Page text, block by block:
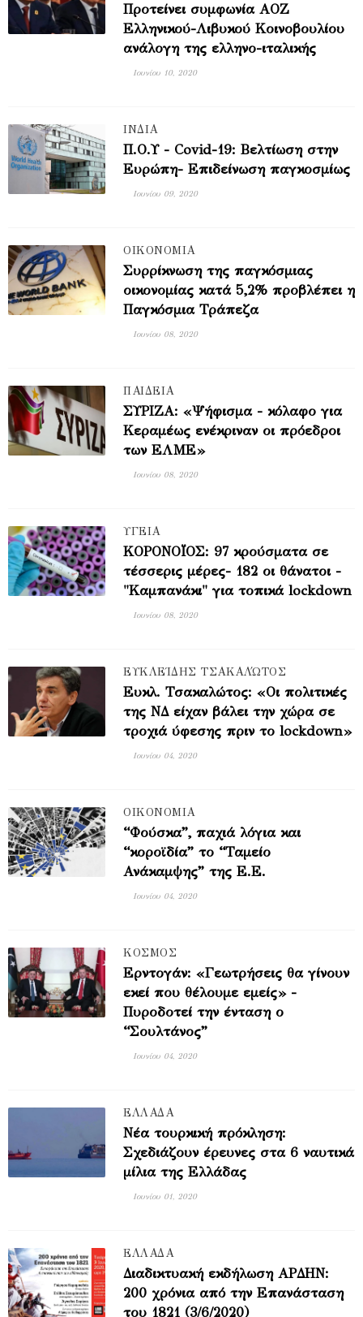
Προτείνει συμφωνία ΑΟΖ
Ελληνικού-Λιβυκού Κοινοβουλίου
ανάλογη της ελληνο-ιταλικής
Ιουνίου 10, 2020
ΙΝΔΙΑ
Π.Ο.Υ - Covid-19: Βελτίωση στην
Ευρώπη- Επιδείνωση παγκοσμίως
Ιουνίου 09, 2020
ΟΙΚΟΝΟΜΙΑ
Συρρίκνωση της παγκόσμιας
οικονομίας κατά 5,2% προβλέπει η
Παγκόσμια Τράπεζα
Ιουνίου 08, 2020
ΠΑΙΔΕΙΑ
ΣΥΡΙΖΑ: «Ψήφισμα - κόλαφο για
Κεραμέως ενέκριναν οι πρόεδροι
των ΕΛΜΕ»
Ιουνίου 08, 2020
ΥΓΕΙΑ
ΚΟΡΟΝΟΪΟΣ: 97 κρούσματα σε
τέσσερις μέρες- 182 οι θάνατοι -
"Καμπανάκι" για τοπικά lockdown
Ιουνίου 08, 2020
ΕΥΚΛΕΊΔΗΣ ΤΣΑΚΑΛΏΤΟΣ
Ευκλ. Τσακαλώτος: «Οι πολιτικές
της ΝΔ είχαν βάλει την χώρα σε
τροχιά ύφεσης πριν το lockdown»
Ιουνίου 04, 2020
ΟΙΚΟΝΟΜΙΑ
“Φούσκα”, παχιά λόγια και
“κοροϊδία” το “Ταμείο
Ανάκαμψης” της Ε.Ε.
Ιουνίου 04, 2020
ΚΟΣΜΟΣ
Ερντογάν: «Γεωτρήσεις θα γίνουν
εκεί που θέλουμε εμείς» -
Πυροδοτεί την ένταση ο
“Σουλτάνος”
Ιουνίου 04, 2020
ΕΛΛΑΔΑ
Νέα τουρκική πρόκληση:
Σχεδιάζουν έρευνες στα 6 ναυτικά
μίλια της Ελλάδας
Ιουνίου 01, 2020
ΕΛΛΑΔΑ
Διαδικτυακή εκδήλωση ΑΡΔΗΝ:
200 χρόνια από την Επανάσταση
του 1821 (3/6/2020)